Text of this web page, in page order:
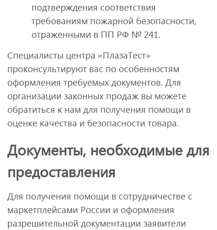
подтверждения соответствия
требованиям пожарной безопасности,
отраженными в ПП РФ № 241.
Специалисты центра «ПлазаТест»
проконсультируют вас по особенностям
оформления требуемых документов. Для
организации законных продаж вы можете
обратиться к нам для получения помощи в
оценке качества и безопасности товара.
Документы, необходимые для
предоставления
Для получения помощи в сотрудничестве с
маркетплейсами России и оформления
разрешительной документации заявители